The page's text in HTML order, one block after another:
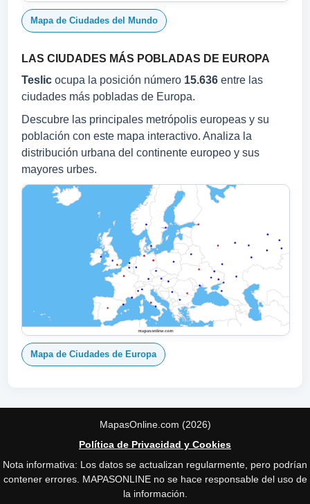
Mapa de Ciudades del Mundo
LAS CIUDADES MÁS POBLADAS DE EUROPA
Teslic ocupa la posición número 15.636 entre las
ciudades más pobladas de Europa.
Descubre las principales metrópolis europeas y su
población con este mapa interactivo. Analiza la
distribución urbana del continente europeo y sus
mayores urbes.
Mapa de Ciudades de Europa
MapasOnline.com (2026)
Política de Privacidad y Cookies
Nota informativa: Los datos se actualizan regularmente, pero podrían
contener errores. MAPASONLINE no se hace responsable del uso de
la información.